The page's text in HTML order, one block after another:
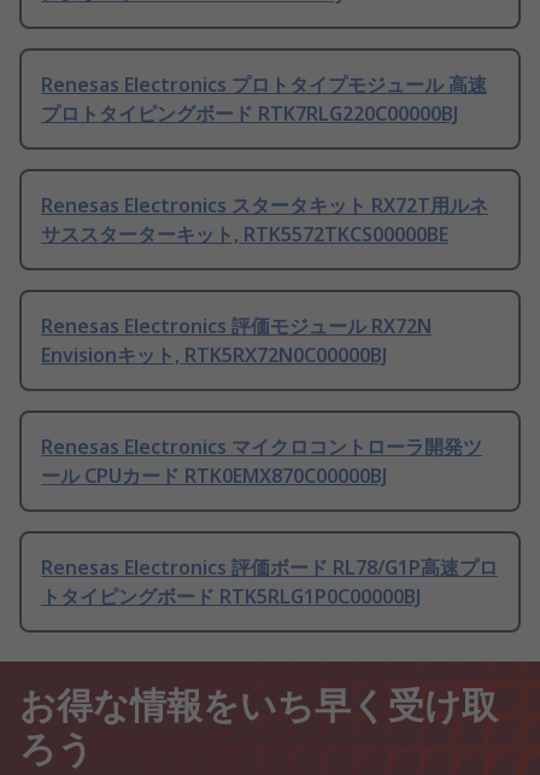
Renesas Electronics プロトタイプモジュール 高速
プロトタイピングボード RTK7RLG220C00000BJ
Renesas Electronics スタータキット RX72T用ルネ
サススターターキット, RTK5572TKCS00000BE
Renesas Electronics 評価モジュール RX72N
Envisionキット, RTK5RX72N0C00000BJ
Renesas Electronics マイクロコントローラ開発ツ
ール CPUカード RTK0EMX870C00000BJ
Renesas Electronics 評価ボード RL78/G1P高速プロ
トタイピングボード RTK5RLG1P0C00000BJ
お得な情報をいち早く受け取
ろう